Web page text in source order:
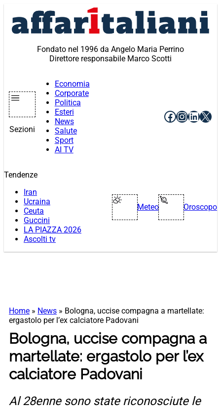
contenuto
Fondato nel 1996 da Angelo Maria Perrino
Direttore responsabile Marco Scotti
Sezioni
Economia
Corporate
Politica
Esteri
News
Salute
Sport
AI TV
Facebook
X
Tendenze
Iran
Ucraina
Ceuta
Guccini
LA PIAZZA 2026
Ascolti tv
Meteo Oroscopo
Home » News » Bologna, uccise compagna a martellate:
ergastolo per l’ex calciatore Padovani
Bologna, uccise compagna a
martellate: ergastolo per l’ex
calciatore Padovani
Al 28enne sono state riconosciute le